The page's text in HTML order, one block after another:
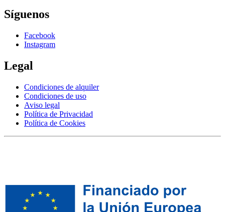
Síguenos
Facebook
Instagram
Legal
Condiciones de alquiler
Condiciones de uso
Aviso legal
Política de Privacidad
Política de Cookies